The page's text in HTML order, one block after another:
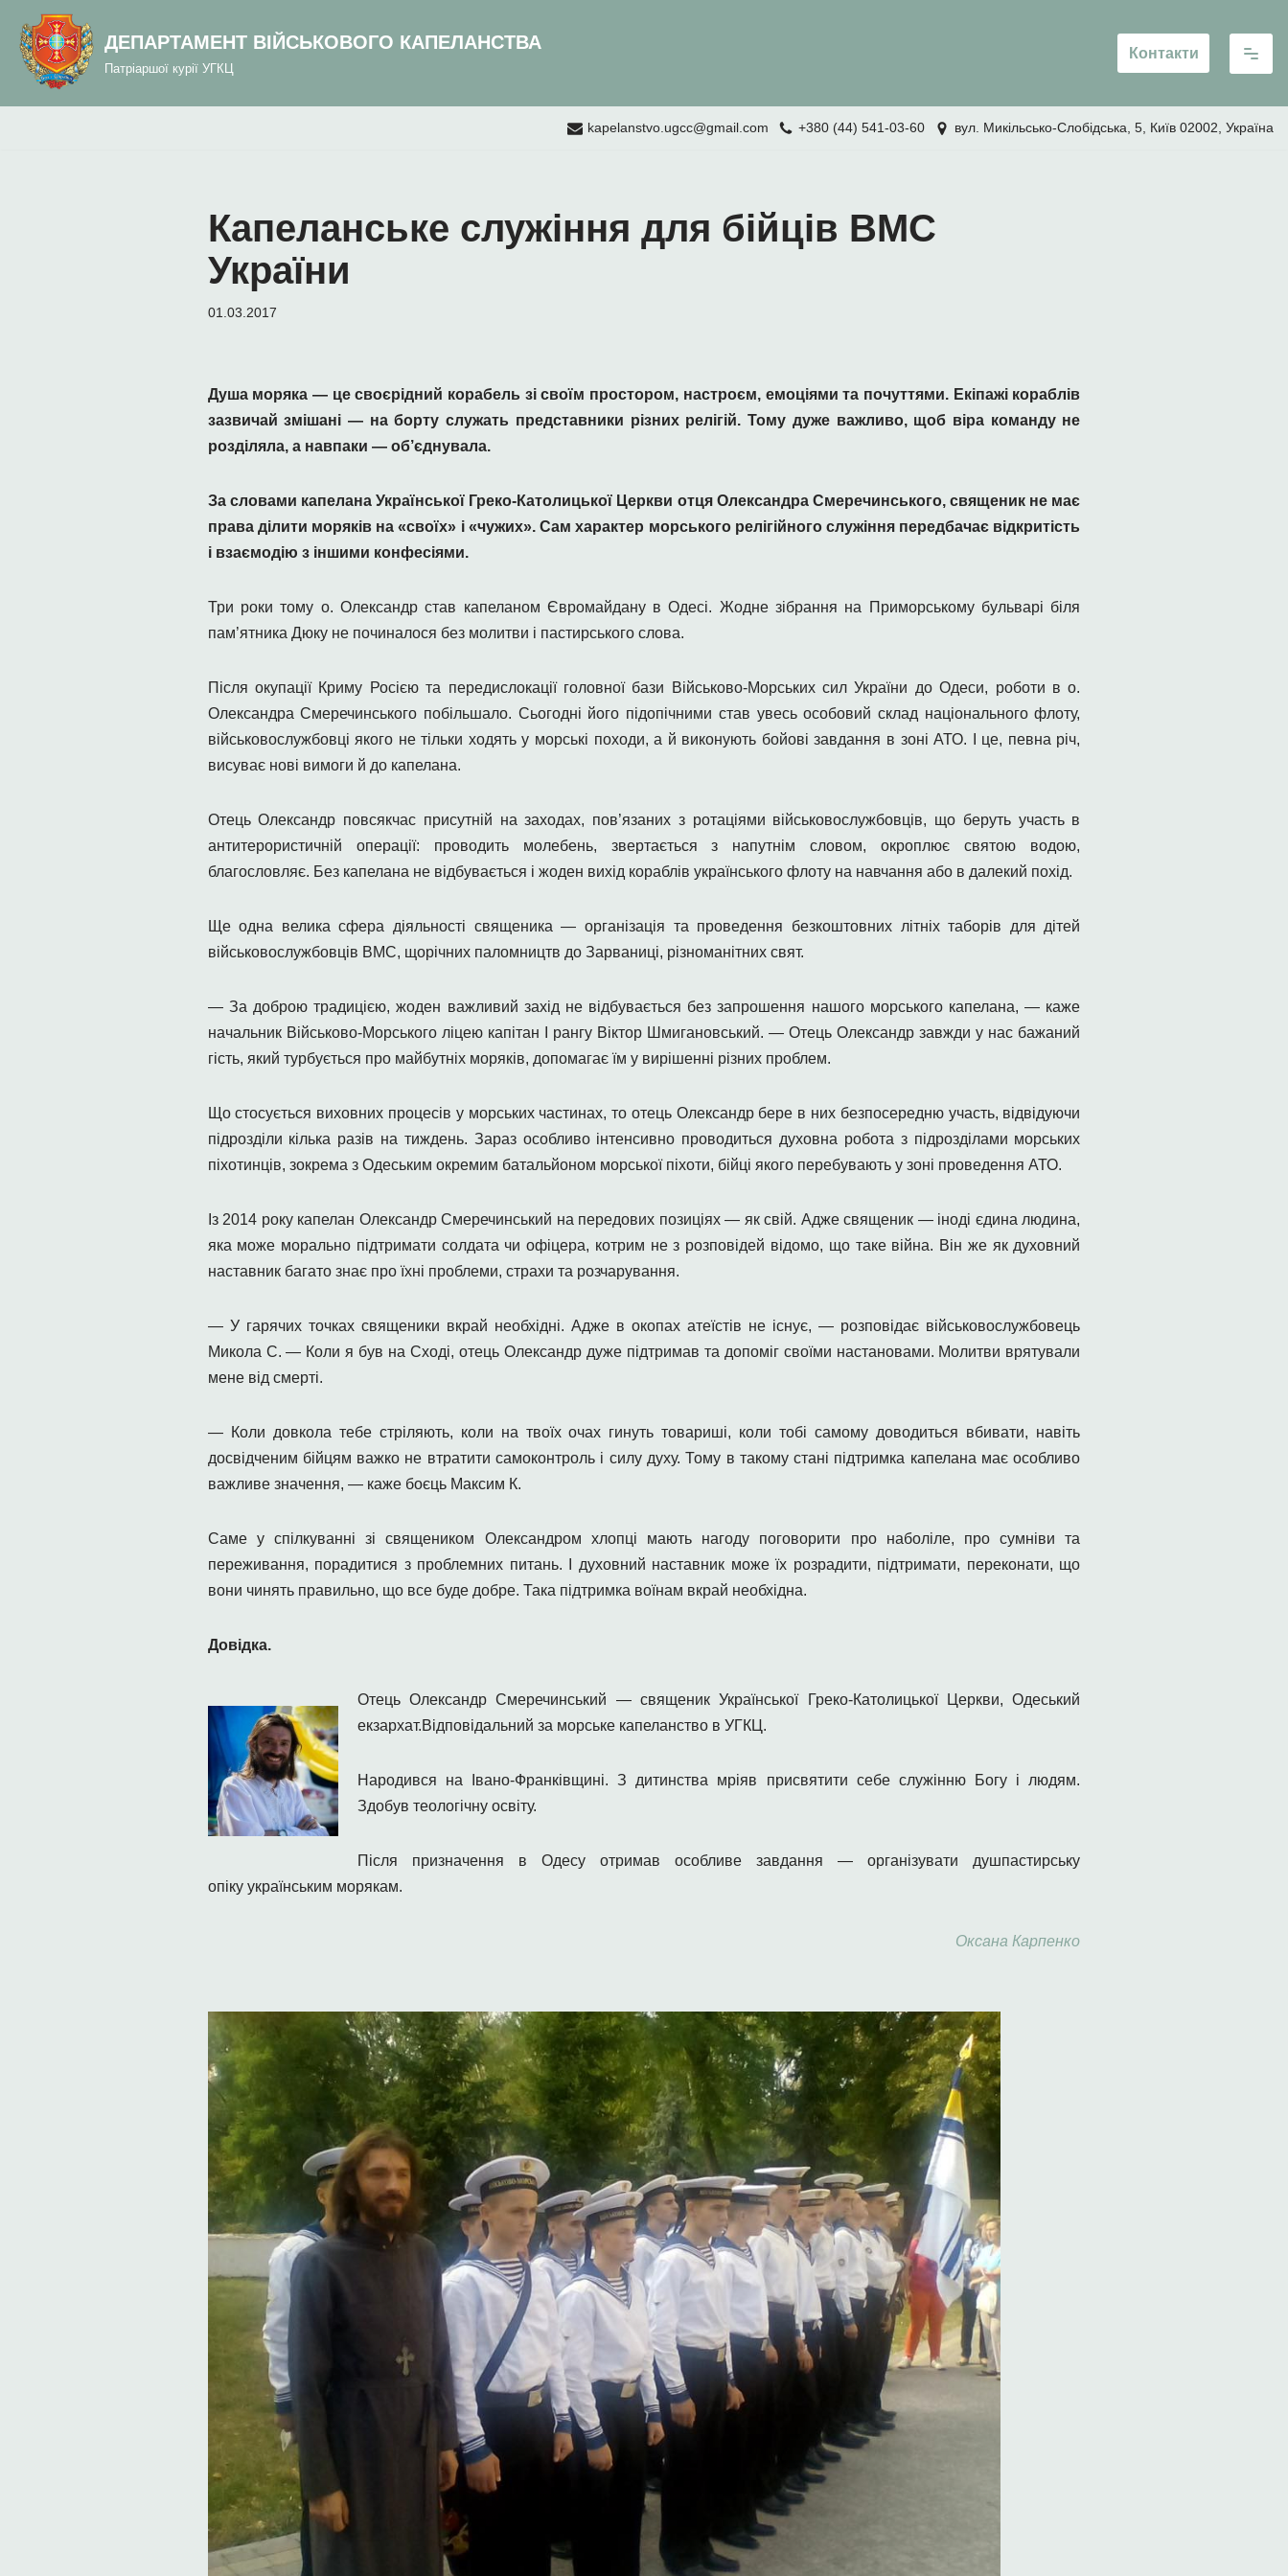
вмісту
Перейти
вмісту
ДЕПАРТАМЕНТ ВІЙСЬКОВОГО КАПЕЛАНСТВА
Патріаршої курії УГКЦ
Контакти
kapelanstvo.ugcc@gmail.com +380 (44) 541-03-60 вул. Микільсько-Слобідська, 5, Київ 02002, Україна
Капеланське служіння для бійців ВМС
України
01.03.2017
Душа моряка — це своєрідний корабель зі своїм простором, настроєм, емоціями та почуттями. Екіпажі кораблів
зазвичай змішані — на борту служать представники різних релігій. Тому дуже важливо, щоб віра команду не
розділяла, а навпаки — об’єднувала.
За словами капелана Української Греко-Католицької Церкви отця Олександра Смеречинського, священик не має
права ділити моряків на «своїх» і «чужих». Сам характер морського релігійного служіння передбачає відкритість
і взаємодію з іншими конфесіями.
Три роки тому о. Олександр став капеланом Євромайдану в Одесі. Жодне зібрання на Приморському бульварі біля
пам’ятника Дюку не починалося без молитви і пастирського слова.
Після окупації Криму Росією та передислокації головної бази Військово-Морських сил України до Одеси, роботи в о.
Олександра Смеречинського побільшало. Сьогодні його підопічними став увесь особовий склад національного флоту,
військовослужбовці якого не тільки ходять у морські походи, а й виконують бойові завдання в зоні АТО. І це, певна річ,
висуває нові вимоги й до капелана.
Отець Олександр повсякчас присутній на заходах, пов’язаних з ротаціями військовослужбовців, що беруть участь в
антитерористичній операції: проводить молебень, звертається з напутнім словом, окроплює святою водою,
благословляє. Без капелана не відбувається і жоден вихід кораблів українського флоту на навчання або в далекий похід.
Ще одна велика сфера діяльності священика — організація та проведення безкоштовних літніх таборів для дітей
військовослужбовців ВМС, щорічних паломництв до Зарваниці, різноманітних свят.
— За доброю традицією, жоден важливий захід не відбувається без запрошення нашого морського капелана, — каже
начальник Військово-Морського ліцею капітан І рангу Віктор Шмигановський. — Отець Олександр завжди у нас бажаний
гість, який турбується про майбутніх моряків, допомагає їм у вирішенні різних проблем.
Що стосується виховних процесів у морських частинах, то отець Олександр бере в них безпосередню участь, відвідуючи
підрозділи кілька разів на тиждень. Зараз особливо інтенсивно проводиться духовна робота з підрозділами морських
піхотинців, зокрема з Одеським окремим батальйоном морської піхоти, бійці якого перебувають у зоні проведення АТО.
Із 2014 року капелан Олександр Смеречинський на передових позиціях — як свій. Адже священик — іноді єдина людина,
яка може морально підтримати солдата чи офіцера, котрим не з розповідей відомо, що таке війна. Він же як духовний
наставник багато знає про їхні проблеми, страхи та розчарування.
— У гарячих точках священики вкрай необхідні. Адже в окопах атеїстів не існує, — розповідає військовослужбовець
Микола С. — Коли я був на Сході, отець Олександр дуже підтримав та допоміг своїми настановами. Молитви врятували
мене від смерті.
— Коли довкола тебе стріляють, коли на твоїх очах гинуть товариші, коли тобі самому доводиться вбивати, навіть
досвідченим бійцям важко не втратити самоконтроль і силу духу. Тому в такому стані підтримка капелана має особливо
важливе значення, — каже боєць Максим К.
Саме у спілкуванні зі священиком Олександром хлопці мають нагоду поговорити про наболіле, про сумніви та
переживання, порадитися з проблемних питань. І духовний наставник може їх розрадити, підтримати, переконати, що
вони чинять правильно, що все буде добре. Така підтримка воїнам вкрай необхідна.
Довідка.
Отець Олександр Смеречинський — священик Української Греко-Католицької Церкви, Одеський
екзархат.Відповідальний за морське капеланство в УГКЦ.
Народився на Івано-Франківщині. З дитинства мріяв присвятити себе служінню Богу і людям.
Здобув теологічну освіту.
Після призначення в Одесу отримав особливе завдання — організувати душпастирську
опіку українським морякам.
Оксана Карпенко